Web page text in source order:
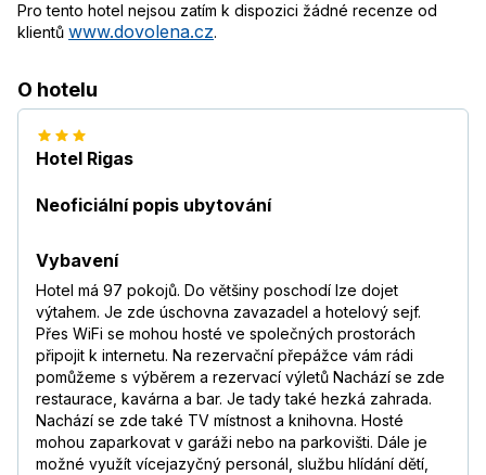
Pro tento hotel nejsou zatím k dispozici žádné recenze od
klientů www.dovolena.cz.
O hotelu
Hotel Rigas
Neoficiální popis ubytování
Vybavení
Hotel má 97 pokojů. Do většiny poschodí lze dojet
výtahem. Je zde úschovna zavazadel a hotelový sejf.
Přes WiFi se mohou hosté ve společných prostorách
připojit k internetu. Na rezervační přepážce vám rádi
pomůžeme s výběrem a rezervací výletů Nachází se zde
restaurace, kavárna a bar. Je tady také hezká zahrada.
Nachází se zde také TV místnost a knihovna. Hosté
mohou zaparkovat v garáži nebo na parkovišti. Dále je
možné využít vícejazyčný personál, službu hlídání dětí,